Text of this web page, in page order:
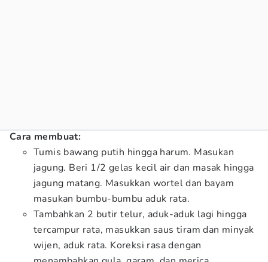
Cara membuat:
Tumis bawang putih hingga harum. Masukan
jagung. Beri 1/2 gelas kecil air dan masak hingga
jagung matang. Masukkan wortel dan bayam
masukan bumbu-bumbu aduk rata.
Tambahkan 2 butir telur, aduk-aduk lagi hingga
tercampur rata, masukkan saus tiram dan minyak
wijen, aduk rata. Koreksi rasa dengan